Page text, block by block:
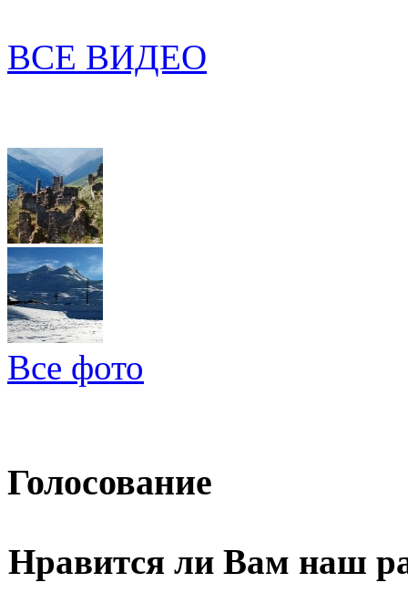
ВСЕ ВИДЕО
Все фото
Голосование
Нравится ли Вам наш